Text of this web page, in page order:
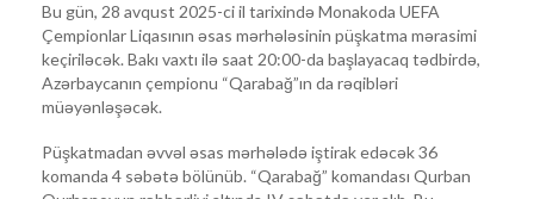
Bu gün, 28 avqust 2025-ci il tarixində Monakoda UEFA
Çempionlar Liqasının əsas mərhələsinin püşkatma mərasimi
keçiriləcək. Bakı vaxtı ilə saat 20:00-da başlayacaq tədbirdə,
Azərbaycanın çempionu “Qarabağ”ın da rəqibləri
müəyənləşəcək.
Püşkatmadan əvvəl əsas mərhələdə iştirak edəcək 36
komanda 4 səbətə bölünüb. “Qarabağ” komandası Qurban